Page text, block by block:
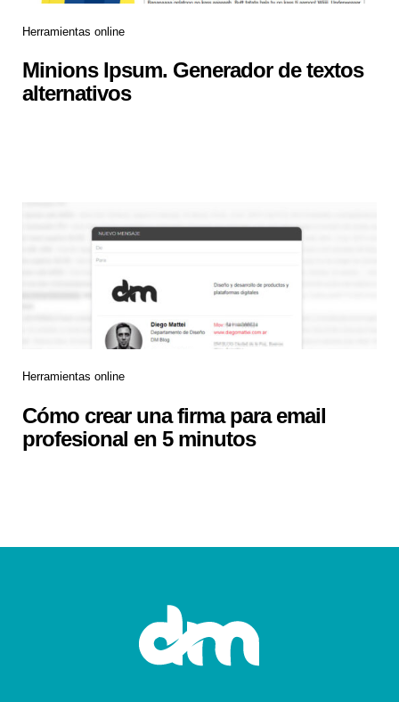
Herramientas online
Minions Ipsum. Generador de textos
alternativos
Herramientas online
Cómo crear una firma para email
profesional en 5 minutos